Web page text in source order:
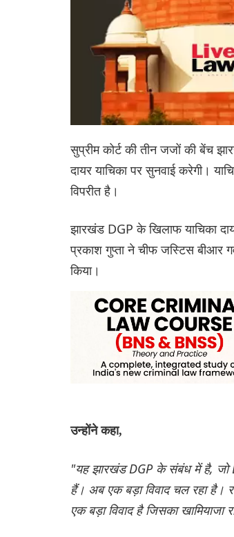
सुप्रीम कोर्ट की तीन जजों की बेंच
दायर याचिका पर सुनवाई करेगी।
विपरीत है।
झारखंड DGP के खिलाफ याचिका
प्रकाश गुप्ता ने चीफ जस्टिस बीआर
किया।
उन्होंने कहा,
"यह झारखंड DGP के संबंध में है, जो
हैं। अब एक बड़ा विवाद चल रहा है।
एक बड़ा विवाद है जिसका खामियाजा